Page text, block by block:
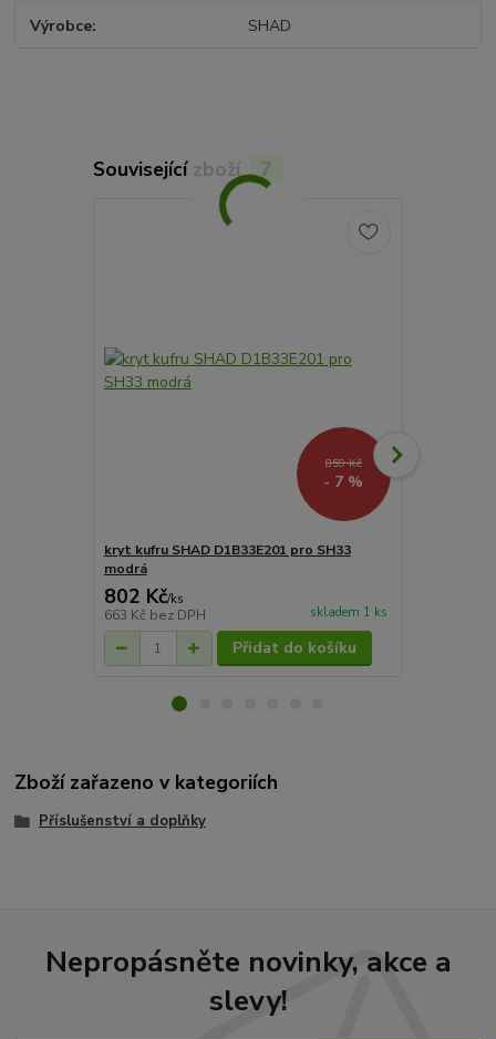
Výrobce SHAD
Související zboží 7
859 Kč
- 7 %
kryt kufru SHAD D1B33E201 pro SH33
modrá
802 Kč/ks
663 Kč bez DPH skladem 1 ks
Přidat do košíku
Zboží zařazeno v kategoriích
Příslušenství a doplňky
Nepropásněte novinky, akce a
slevy!